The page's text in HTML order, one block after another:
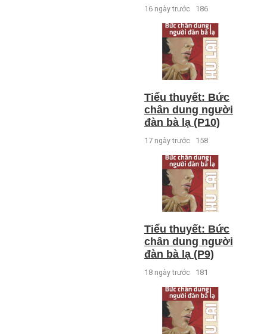
16 ngày trước 186
Tiểu thuyết: Bức
chân dung người
đàn bà lạ (P10)
17 ngày trước 158
Tiểu thuyết: Bức
chân dung người
đàn bà lạ (P9)
18 ngày trước 181